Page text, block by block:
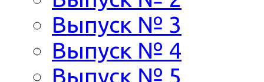
Выпуск № 3
Выпуск № 4
Выпуск № 5